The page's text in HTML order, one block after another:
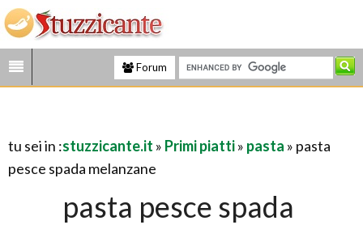
Forum
tu sei in :stuzzicante.it » Primi piatti» pasta » pasta
pesce spada melanzane
pasta pesce spada